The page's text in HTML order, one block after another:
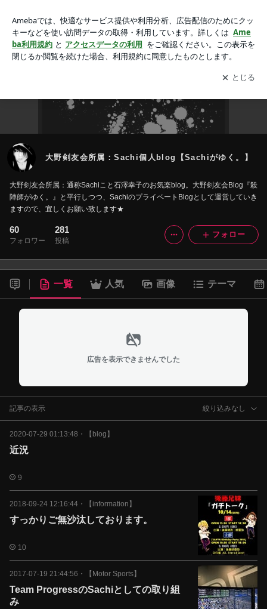
アプリをダウンロードして ブログの更新通知
を受け取りまし
ょう。
開く
大野剣友会所属：Sachi個人blog【Sachiがゆく。】
大野剣友会所属：通称Sachiこと石澤幸子のお気楽blog。大野剣友会Blog『殺
陣師がゆく。』と平行しつつ、SachiのプライベートBlogとして運営していき
ますので、宜しくお願い致します★
60
フォロワー
281
投稿
フォロー
一覧 人気 画像 テーマ
広告を表示できませんでした
記事の表示 絞り込みなし
2020-07-29 01:13:48 ・ 【blog】
近況
9
2018-09-24 12:16:44 ・ 【information】
すっかりご無沙汰しております。
10
2017-07-19 21:44:56 ・ 【Motor Sports】
Team ProgressのSachiとしての取り組
み